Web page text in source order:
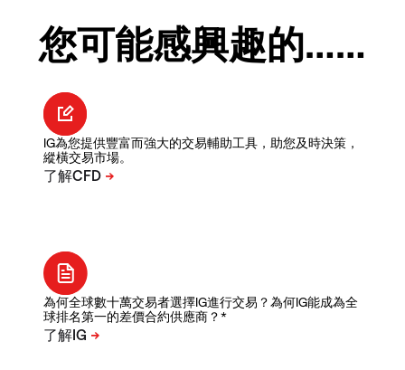
您可能感興趣的……
IG為您提供豐富而強大的交易輔助工具，助您及時決策，
縱橫交易市場。
為何全球數十萬交易者選擇IG進行交易？為何IG能成為全
球排名第一的差價合約供應商？*